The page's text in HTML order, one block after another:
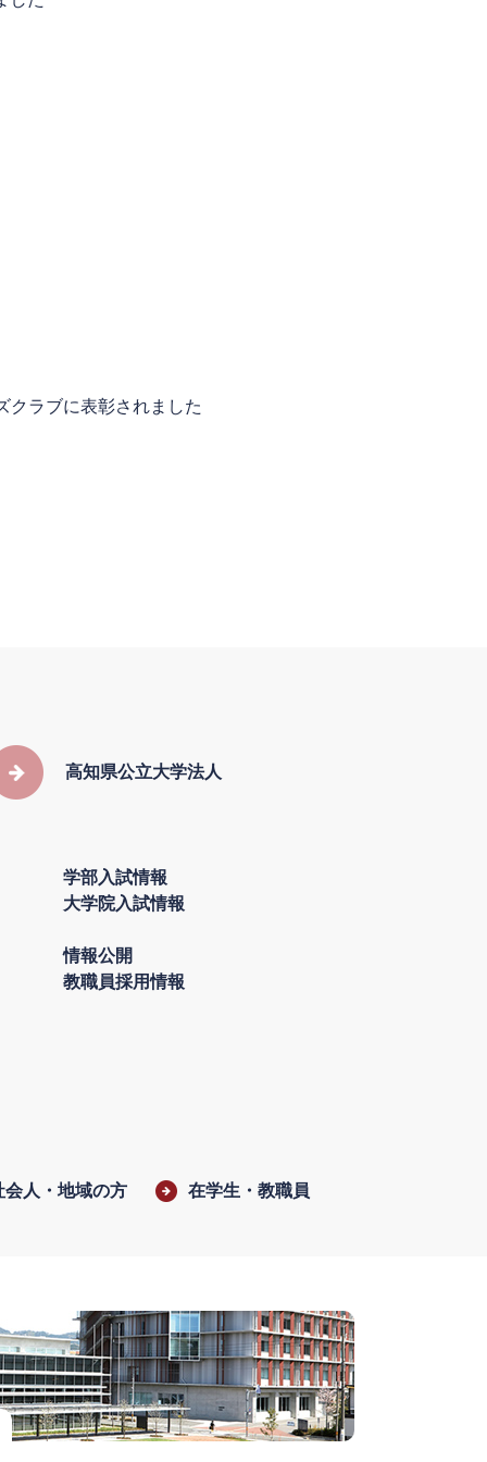
ラブに表彰されました
高知県公立大学法人
学部入試情報
大学院入試情報
情報公開
教職員採用情報
会人・地域の方 在学生・教職員